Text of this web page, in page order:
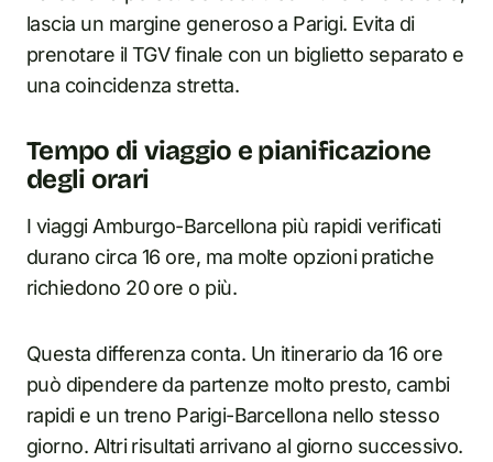
lascia un margine generoso a Parigi. Evita di
prenotare il TGV finale con un biglietto separato e
una coincidenza stretta.
Tempo di viaggio e pianificazione
degli orari
I viaggi Amburgo-Barcellona più rapidi verificati
durano circa 16 ore, ma molte opzioni pratiche
richiedono 20 ore o più.
Questa differenza conta. Un itinerario da 16 ore
può dipendere da partenze molto presto, cambi
rapidi e un treno Parigi-Barcellona nello stesso
giorno. Altri risultati arrivano al giorno successivo.